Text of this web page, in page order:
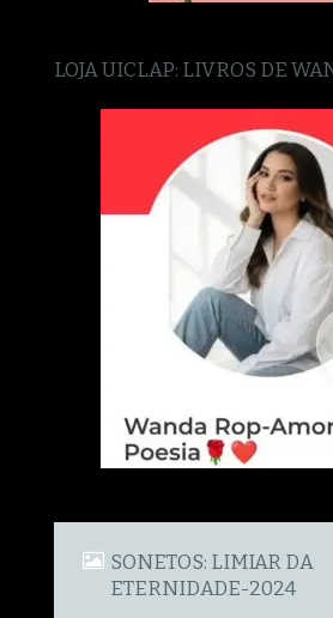
LOJA UICLAP: LIVROS DE
SONETOS: LIMIAR DA
ETERNIDADE-2024